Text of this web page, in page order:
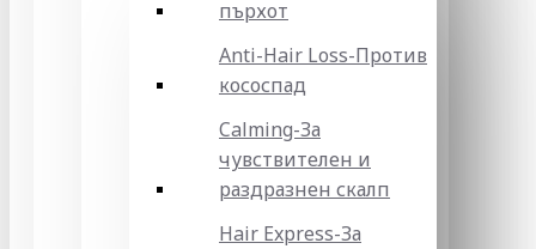
пърхот
Anti-Hair Loss-Против
кососпад
Calming-За
чувствителен и
раздразнен скалп
Hair Express-За